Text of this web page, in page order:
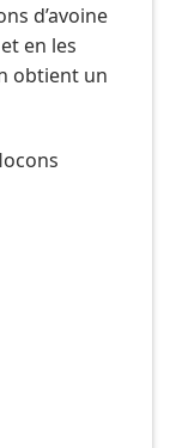
d’avoine
en les
obtient un